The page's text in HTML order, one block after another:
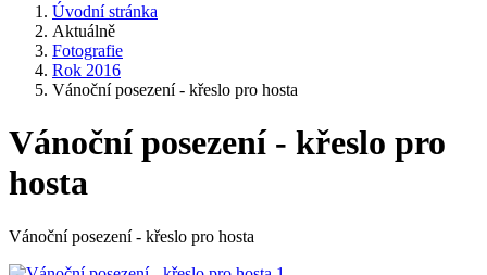
Úvodní stránka
Aktuálně
Fotografie
Rok 2016
Vánoční posezení - křeslo pro hosta
Vánoční posezení - křeslo pro
hosta
Vánoční posezení - křeslo pro hosta